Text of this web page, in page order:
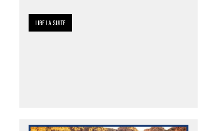
LIRE LA SUITE